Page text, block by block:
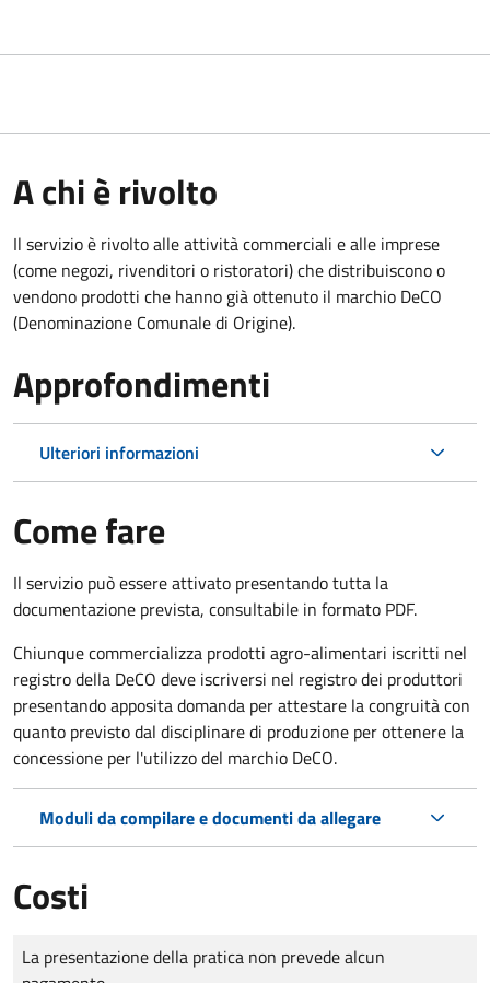
A chi è rivolto
Il servizio è rivolto alle attività commerciali e alle imprese
(come negozi, rivenditori o ristoratori) che distribuiscono o
vendono prodotti che hanno già ottenuto il marchio DeCO
(Denominazione Comunale di Origine).
Approfondimenti
Ulteriori informazioni
Come fare
Il servizio può essere attivato presentando tutta la
documentazione prevista, consultabile in formato PDF.
Chiunque commercializza prodotti agro-alimentari iscritti nel
registro della DeCO deve iscriversi nel registro dei produttori
presentando apposita domanda per attestare la congruità con
quanto previsto dal disciplinare di produzione per ottenere la
concessione per l'utilizzo del marchio DeCO.
Moduli da compilare e documenti da allegare
Costi
Tipo di pagamento
Importo
La presentazione della pratica non prevede alcun